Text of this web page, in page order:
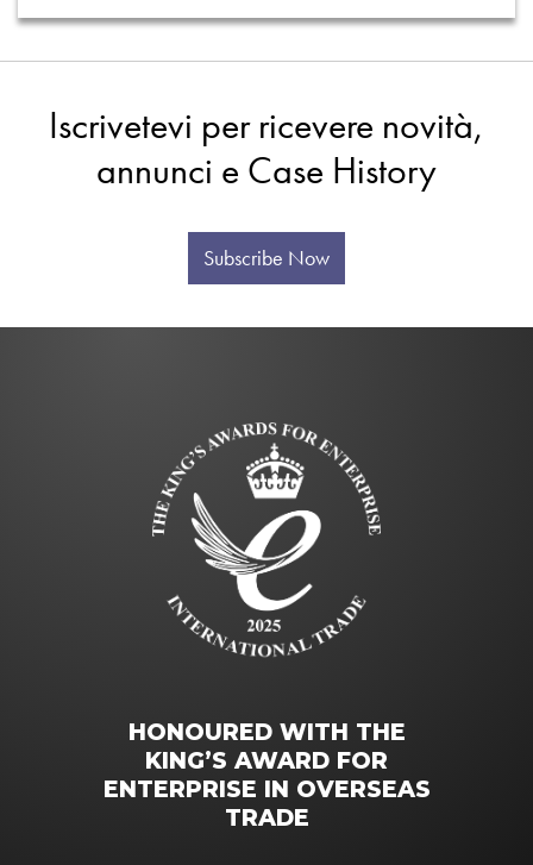
Iscrivetevi per ricevere novità,
annunci e Case History
Subscribe Now
HONOURED WITH THE
KING’S AWARD FOR
ENTERPRISE IN OVERSEAS
TRADE